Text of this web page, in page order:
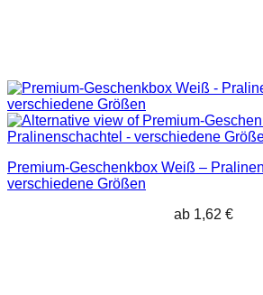
Premium-Geschenkbox Weiß –
verschiedene Größen
ab 1,62€